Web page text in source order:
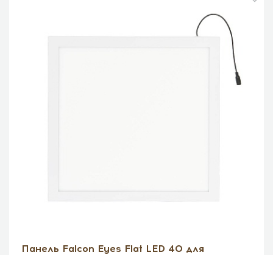
Панель Falcon Eyes Flat LED 40 для